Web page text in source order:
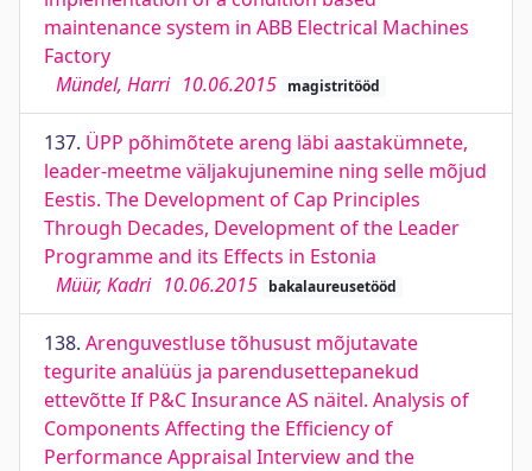
maintenance system in ABB Electrical Machines
Factory
Mündel, Harri 10.06.2015 magistritööd
137. ÜPP põhimõtete areng läbi aastakümnete,
leader-meetme väljakujunemine ning selle mõjud
Eestis. The Development of Cap Principles
Through Decades, Development of the Leader
Programme and its Effects in Estonia
Müür, Kadri 10.06.2015 bakalaureusetööd
138. Arenguvestluse tõhusust mõjutavate
tegurite analüüs ja parendusettepanekud
ettevõtte If P&C Insurance AS näitel. Analysis of
Components Affecting the Efficiency of
Performance Appraisal Interview and the